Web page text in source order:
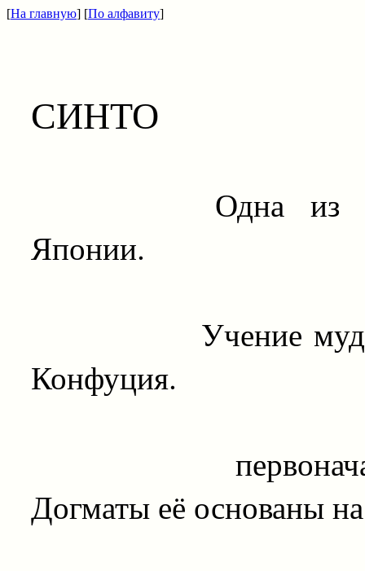
[На главную] [По алфавиту]
СИНТО
Одна из трех
Японии.
Учение
Конфуция.
Догматы её основаны